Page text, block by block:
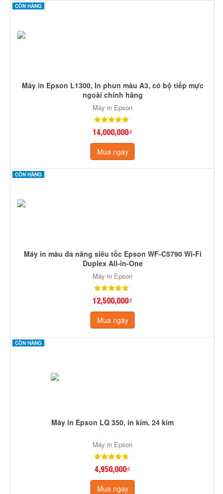
CÒN HÀNG
Máy in Epson L1300, In phun màu A3, có bộ tiếp mực
ngoài chính hãng
Máy in Epson
14,000,000₫
Mua ngay
CÒN HÀNG
Máy in màu đa năng siêu tốc Epson WF-C5790 Wi-Fi
Duplex All-in-One
Máy in Epson
12,500,000₫
Mua ngay
CÒN HÀNG
Máy in Epson LQ 350, in kim, 24 kim
Máy in Epson
4,950,000₫
Mua ngay